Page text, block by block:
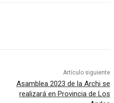
Artículo siguiente
Asamblea 2023 de la Archi se
realizará en Provincia de Los